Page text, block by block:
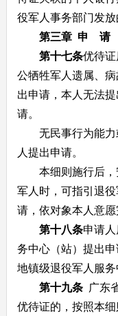
役军人事务部门发放
第三章 申 请
第十七条优待
公牺牲军人遗属、
出申请，本人无法
请。
无民事行为能力
人提出申请。
本细则施行后，
军人时，可指引退
请，依对象本人意愿
第十八条申请
务中心（站）提出
地镇级退役军人服务
第十九条 广东
优待证的，按照本细